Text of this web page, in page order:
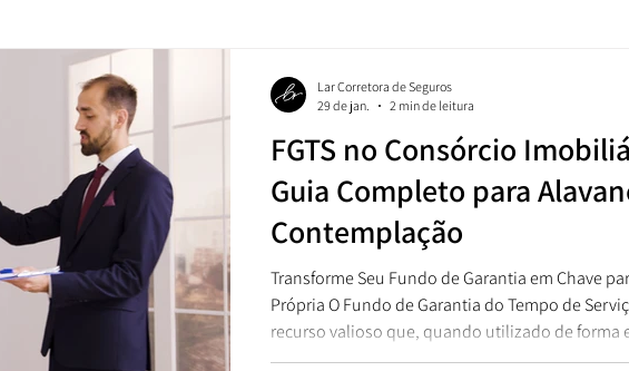
FGTS no Consórcio
Guia Completo para
Contemplação
Transforme Seu Fundo de Garantia em Chave
Própria O Fundo de Garantia do Tempo de Serviço
recurso valioso que, quando utilizado de forma
pode acelerar significativamente a aquisição do
Lar Corretora de Seguros
29 de jan.
2 min de leitura